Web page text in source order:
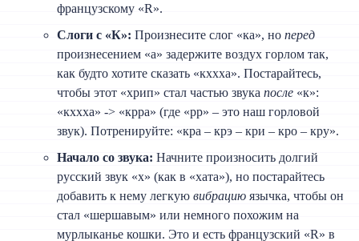
французскому «R».
Слоги с «К»: Произнесите слог «ка», ноперед
произнесением «а» задержите воздух горлом так,
как будто хотите сказать «кххха». Постарайтесь,
чтобы этот «хрип» стал частью звукапосле «к»:
«кххха» -> «крра» (где «рр» – это наш горловой
звук). Потренируйте: «кра – крэ – кри – кро – кру».
Начало со звука: Начните произносить долгий
русский звук «х» (как в «хата»), но постарайтесь
добавить к нему легкуювибрацию язычка, чтобы он
стал «шершавым» или немного похожим на
мурлыканье кошки. Это и есть французский «R» в